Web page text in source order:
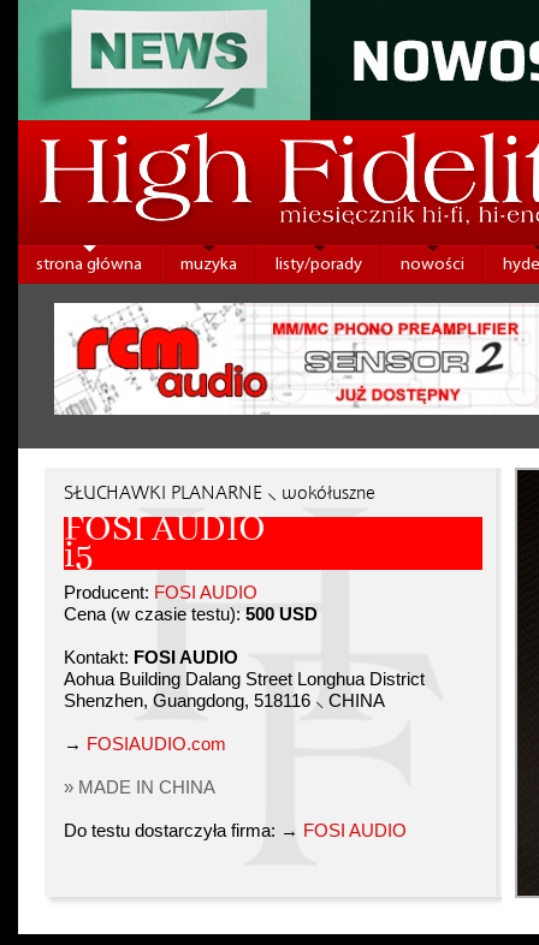
strona główna muzyka listy/porady nowości
SŁUCHAWKI PLANARNE ⸜ wokółuszne
FOSI AUDIO
i5
Producent: FOSI AUDIO
Cena (w czasie testu): 500 USD
Kontakt: FOSI AUDIO
Aohua Building Dalang Street Longhua District
Shenzhen, Guangdong, 518116 ⸜ CHINA
→ FOSIAUDIO.com
» MADE IN CHINA
Do testu dostarczyła firma: → FOSI AUDIO